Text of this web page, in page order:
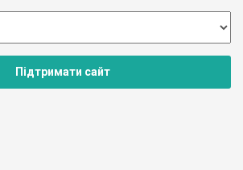
Підтримати сайт